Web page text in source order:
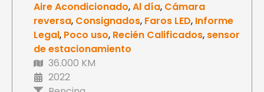
Aire Acondicionado,Al día, Cámara
reversa, Consignados, Faros LED, Informe
Legal, Poco uso, Recién Calificados, sensor
de estacionamiento
36.000 KM
2022